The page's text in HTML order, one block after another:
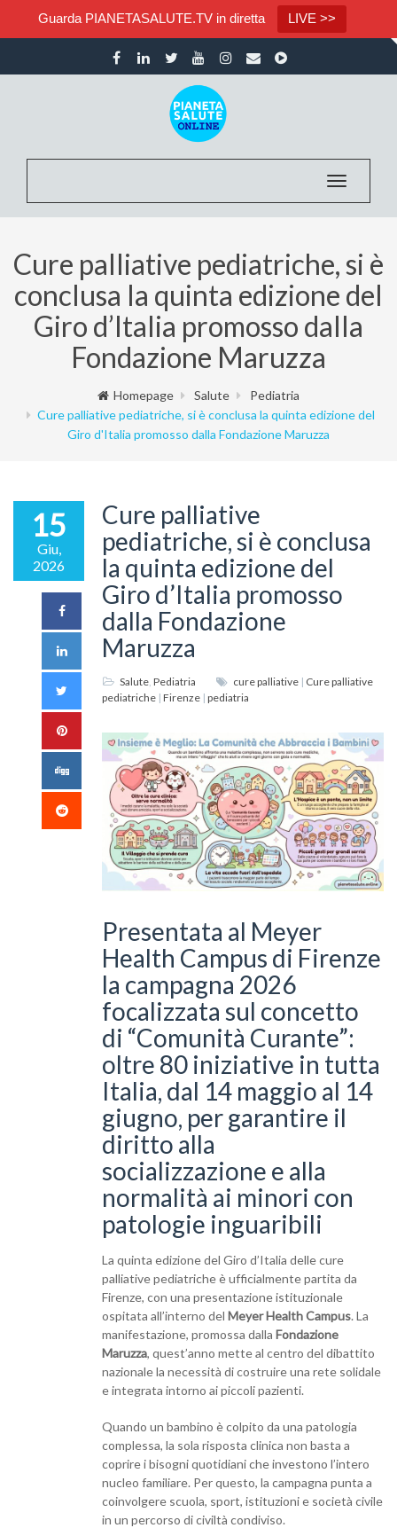
Guarda PIANETASALUTE.TV in diretta LIVE >>
Toggle
Cure palliative pediatriche, si è
conclusa la quinta edizione del
Giro d’Italia promosso dalla
Fondazione Maruzza
Homepage Salute
Pediatria
Cure palliative pediatriche, si è conclusa la quinta edizione del
Giro d'Italia promosso dalla Fondazione Maruzza
15
Giu,
2026
Cure palliative
pediatriche, si è conclusa
la quinta edizione del
Giro d’Italia promosso
dalla Fondazione
Maruzza
Salute, Pediatria cure palliative | Cure palliative
pediatriche | Firenze | pediatria
Presentata al Meyer
Health Campus di Firenze
la campagna 2026
focalizzata sul concetto
di “Comunità Curante”:
oltre 80 iniziative in tutta
Italia, dal 14 maggio al 14
giugno, per garantire il
diritto alla
socializzazione e alla
normalità ai minori con
patologie inguaribili
La quinta edizione del Giro d’Italia delle cure
palliative pediatriche è ufficialmente partita da
Firenze, con una presentazione istituzionale
ospitata all’interno del Meyer Health Campus. La
manifestazione, promossa dalla Fondazione
Maruzza, quest’anno mette al centro del dibattito
nazionale la necessità di costruire una rete solidale
e integrata intorno ai piccoli pazienti.
Quando un bambino è colpito da una patologia
complessa, la sola risposta clinica non basta a
coprire i bisogni quotidiani che investono l’intero
nucleo familiare. Per questo, la campagna punta a
coinvolgere scuola, sport, istituzioni e società civile
in un percorso di civiltà condiviso.